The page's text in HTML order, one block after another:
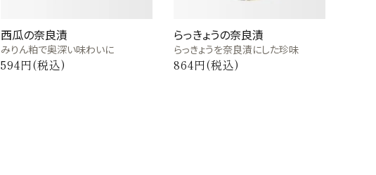
西瓜の奈良漬
みりん粕で奥深い味わいに
594円(税込)
らっきょうの奈良漬
らっきょうを奈良漬にした珍味
864円(税込)